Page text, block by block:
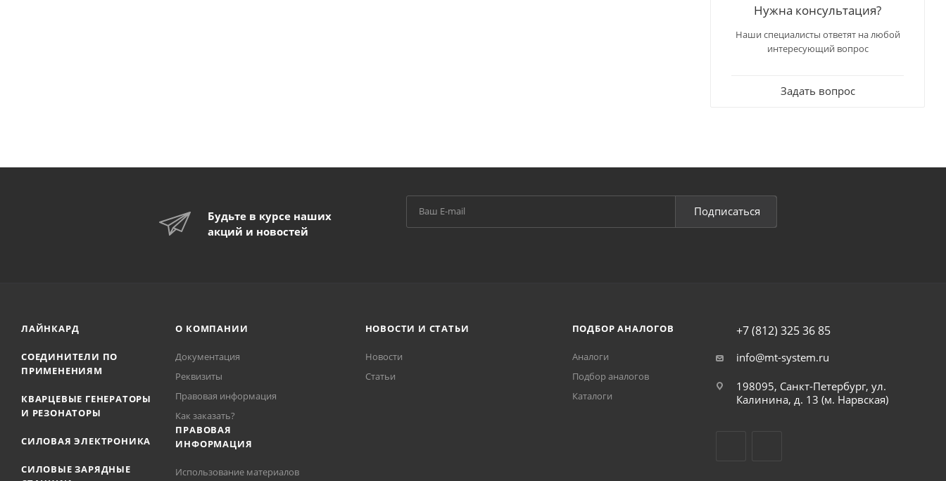
Нужна консультация?
Наши специалисты ответят на любой
интересующий вопрос
Задать вопрос
Будьте в курсе наших
акций и новостей
Подписаться
ЛАЙНКАРД
СОЕДИНИТЕЛИ ПО
ПРИМЕНЕНИЯМ
КВАРЦЕВЫЕ ГЕНЕРАТОРЫ
И РЕЗОНАТОРЫ
СИЛОВАЯ ЭЛЕКТРОНИКА
СИЛОВЫЕ ЗАРЯДНЫЕ
О КОМПАНИИ
Документация
Реквизиты
Правовая информация
Как заказать?
ПРАВОВАЯ
ИНФОРМАЦИЯ
Использование материалов
НОВОСТИ И СТАТЬИ
Новости
Статьи
ПОДБОР АНАЛОГОВ
Аналоги
Подбор аналогов
Каталоги
+7 (812) 325 36 85
info@mt-system.ru
198095, Санкт-Петербург, ул.
Калинина, д. 13 (м. Нарвская)